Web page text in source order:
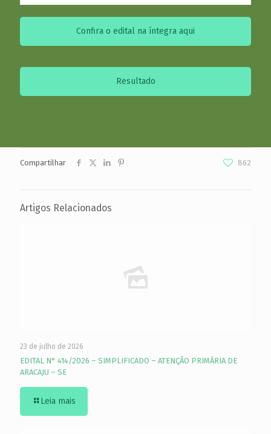
Confira o edital na íntegra aqui
Resultado
Compartilhar 862
Artigos Relacionados
23 de julho de 2026
EDITAL N° 414/2026 – SIMPLIFICADO – ATENÇÃO PRIMÁRIA DE
ARACAJU – SE
Leia mais